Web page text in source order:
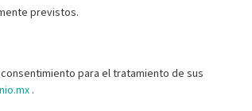
previstos.
para el tratamiento de sus
.